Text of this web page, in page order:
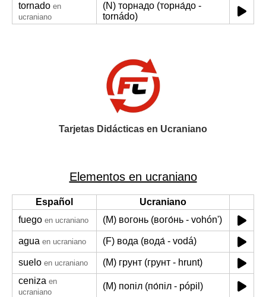
tornado en
ucraniano
(N) торнадо (торна́до -
tornádo)
Tarjetas Didácticas en Ucraniano
Elementos en ucraniano
Español
Ucraniano
fuego en ucraniano (M) вогонь (вого́нь - vohónʹ)
agua en ucraniano (F) вода (вода́ - vodá)
suelo en ucraniano
(M) грунт (грунт - hrunt)
ceniza en
ucraniano
(M) попіл (по́піл - pópil)